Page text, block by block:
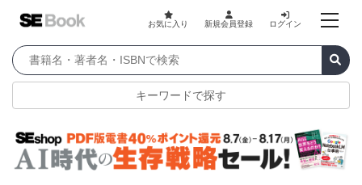
お気に入り 新規会員登録 ログイン
キーワードで探す